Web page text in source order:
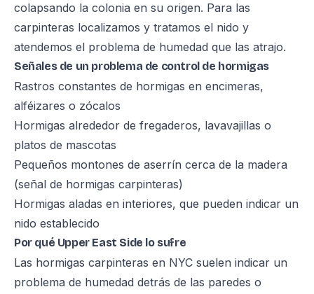
colapsando la colonia en su origen. Para las
carpinteras localizamos y tratamos el nido y
atendemos el problema de humedad que las atrajo.
Señales de un problema de control de hormigas
Rastros constantes de hormigas en encimeras,
alféizares o zócalos
Hormigas alrededor de fregaderos, lavavajillas o
platos de mascotas
Pequeños montones de aserrín cerca de la madera
(señal de hormigas carpinteras)
Hormigas aladas en interiores, que pueden indicar un
nido establecido
Por qué Upper East Side lo sufre
Las hormigas carpinteras en NYC suelen indicar un
problema de humedad detrás de las paredes o